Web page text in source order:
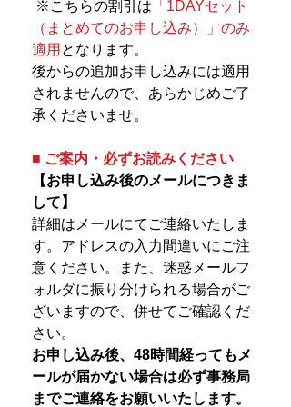
※こちらの割引は 「1DAYセット
（まとめてのお申し込み）」のみ
適用 となります。
後からの追加お申し込みには適用
されませんので、あらかじめご了
承くださいませ。
■ ご案内・必ずお読みください
【お申し込み後のメールにつきま
して】
詳細はメールにてご連絡いたしま
す。アドレスの入力間違いにご注
意ください。また、迷惑メールフ
ォルダに振り分けられる場合がご
ざいますので、併せてご確認くだ
さい。
お申し込み後、48時間経ってもメ
ールが届かない場合は必ず事務局
までご連絡をお願いいたします。